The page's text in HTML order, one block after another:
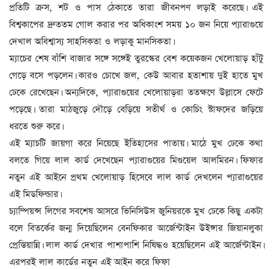
প্রতিটি ক্রস, শট ও পাস ঠেকাতে তারা জীবনপণ লড়াই করেছে। এই
বিশ্বকাপের দ্রুততম গোল করার পর অধিকাংশ সময় ১০ জন নিয়ে প্যারাগুয়ে
দেখাল অবিশ্বাস্য সাহসিকতা ও লড়াকু মানসিকতা।
ম্যাচের শেষ বাঁশি বাজার সঙ্গে সঙ্গেই তুরস্কের বেশ কয়েকজন খেলোয়াড় হাঁটু
গেড়ে বসে পড়লেন। কারও চোখে জল, কেউ আবার হতাশায় দুই হাতে মুখ
ঢেকে রেখেছেন। অন্যদিকে, প্যারাগুয়ের খেলোয়াড়রা ততক্ষণে উল্লাসে ফেটে
পড়েছে। তারা মাঠজুড়ে দৌড়ে বেড়িয়ে সতীর্থ ও কোচিং স্টাফদের জড়িয়ে
ধরতে শুরু করে।
এই ম্যাচটি জায়গা করে নিয়েছে ইতিহাসের পাতায়। মাঠে মুখ ঢেকে কথা
বলতে গিয়ে লাল কার্ড দেখেছেন প্যারাগুয়ের মিগুয়েল আলমিরন। ফিফার
নতুন এই আইনে প্রথম খেলোয়াড় হিসেবে লাল কার্ড দেখলেন প্যারাগুয়ের
এই মিডফিল্ডার।
চ্যাম্পিয়ন্স লিগের সবশেষ আসরে ভিনিসিউস জুনিয়রকে মুখ ঢেকে কিছু একটা
বলে বিতর্কের জন্ম দিয়েছিলেন বেনফিকার আর্জেন্টাইন উইঙ্গার জিয়ানলুকা
প্রেস্তিয়ান্নি। লাল কার্ড দেখার পাশাপাশি নিষিদ্ধও হয়েছিলেন এই আর্জেন্টাইন।
এরপরই লাল কার্ডের নতুন এই আইন করে ফিফা